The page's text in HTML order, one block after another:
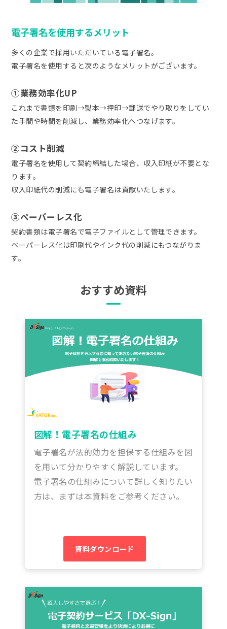
電子署名を使用するメリット
多くの企業で採用いただいている電子署名。
電子署名を使用すると次のようなメリットがございます。
①業務効率化UP
これまで書類を印刷→製本→押印→郵送でやり取りをしてい
た手間や時間を削減し、業務効率化へつなげます。
②コスト削減
電子署名を使用して契約締結した場合、収入印紙が不要とな
ります。
収入印紙代の削減にも電子署名は貢献いたします。
③ペーパーレス化
契約書類は電子署名で電子ファイルとして管理できます。
ペーパーレス化は印刷代やインク代の削減にもつながりま
す。
おすすめ資料
図解！電子署名の仕組み
電子署名が法的効力を担保する仕組みを図
を用いて分かりやすく解説しています。
電子署名の仕組みについて詳しく知りたい
方は、まずは本資料をご参考ください。
資料ダウンロード